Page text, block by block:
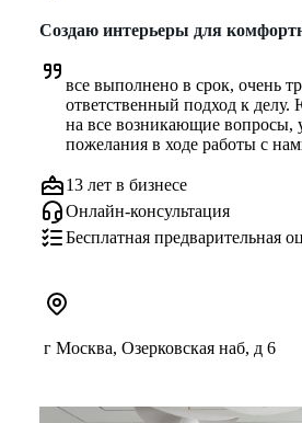
Создаю интерьеры для
все выполнено в срок, очень
ответственный подход к
на все возникающие вопросы,
пожелания в ходе работы с
13 лет в бизнесе
Онлайн-консультация
Бесплатная предварительная
г Москва, Озерковская наб, д 6